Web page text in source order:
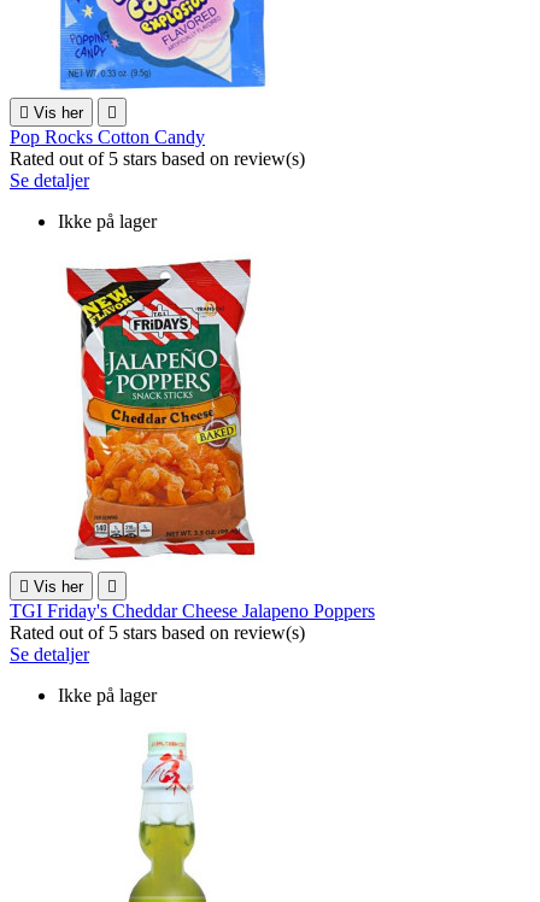
 Vis her 
Pop Rocks Cotton Candy
Rated out of 5 stars based on review(s)
Se detaljer
Ikke på lager
 Vis her 
TGI Friday's Cheddar Cheese Jalapeno Poppers
Rated out of 5 stars based on review(s)
Se detaljer
Ikke på lager